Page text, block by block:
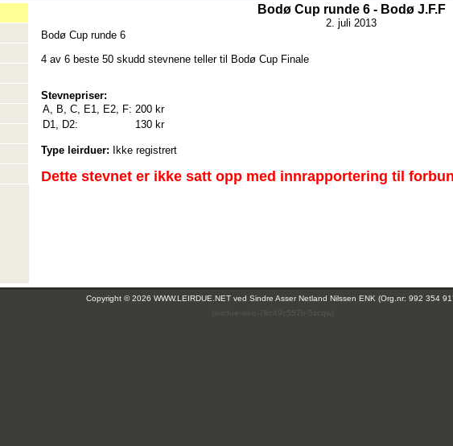
Bodø Cup runde 6 - Bodø J.F.F
2. juli 2013
Bodø Cup runde 6
4 av 6 beste 50 skudd stevnene teller til Bodø Cup Finale
Stevnepriser:
A, B, C, E1, E2, F: 200 kr
D1, D2:
130 kr
Type leirduer: Ikke registrert
Dette stevnet er ikke satt opp med innrapportering til
Copyright © 2026 WWW.LEIRDUE.NET ved Sindre Asser Netland Nilssen ENK (Org.nr: 992 354
(leirdue-web-76c49c557b-5zcqw)